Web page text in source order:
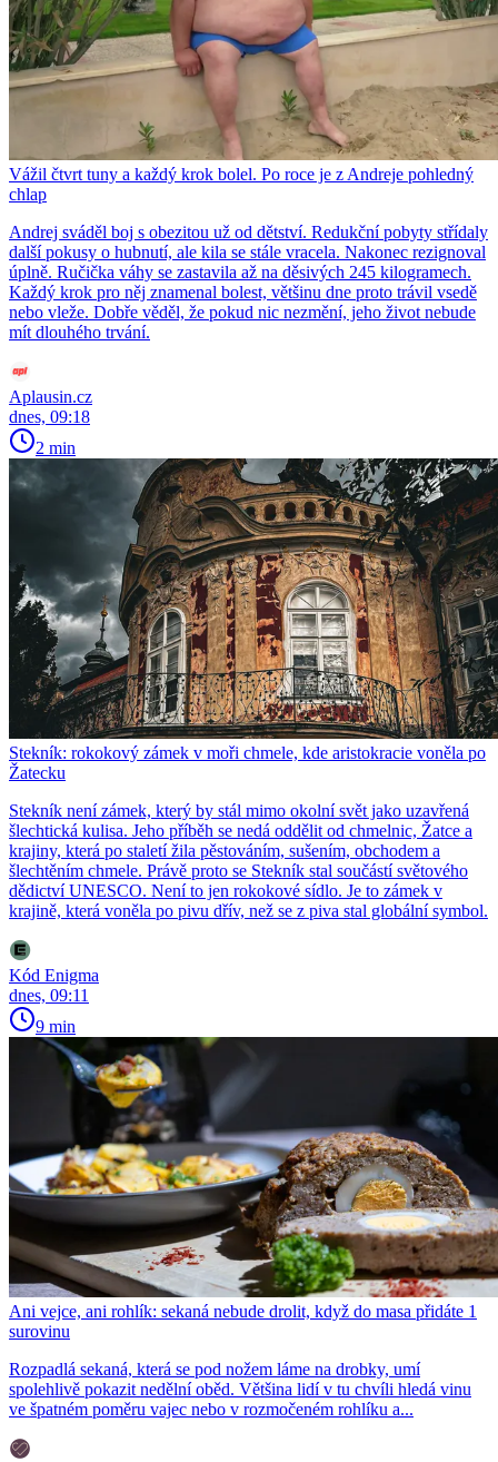
Vážil čtvrt tuny a každý krok bolel. Po roce je z Andreje pohledný
chlap
Andrej sváděl boj s obezitou už od dětství. Redukční pobyty střídaly
další pokusy o hubnutí, ale kila se stále vracela. Nakonec rezignoval
úplně. Ručička váhy se zastavila až na děsivých 245 kilogramech.
Každý krok pro něj znamenal bolest, většinu dne proto trávil vsedě
nebo vleže. Dobře věděl, že pokud nic nezmění, jeho život nebude
mít dlouhého trvání.
Aplausin.cz
dnes, 09:18
2 min
Stekník: rokokový zámek v moři chmele, kde aristokracie voněla po
Žatecku
Stekník není zámek, který by stál mimo okolní svět jako uzavřená
šlechtická kulisa. Jeho příběh se nedá oddělit od chmelnic, Žatce a
krajiny, která po staletí žila pěstováním, sušením, obchodem a
šlechtěním chmele. Právě proto se Stekník stal součástí světového
dědictví UNESCO. Není to jen rokokové sídlo. Je to zámek v
krajině, která voněla po pivu dřív, než se z piva stal globální symbol.
Kód Enigma
dnes, 09:11
9 min
Ani vejce, ani rohlík: sekaná nebude drolit, když do masa přidáte 1
surovinu
Rozpadlá sekaná, která se pod nožem láme na drobky, umí
spolehlivě pokazit nedělní oběd. Většina lidí v tu chvíli hledá vinu
ve špatném poměru vajec nebo v rozmočeném rohlíku a...